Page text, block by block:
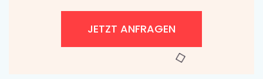
JETZT ANFRAGEN